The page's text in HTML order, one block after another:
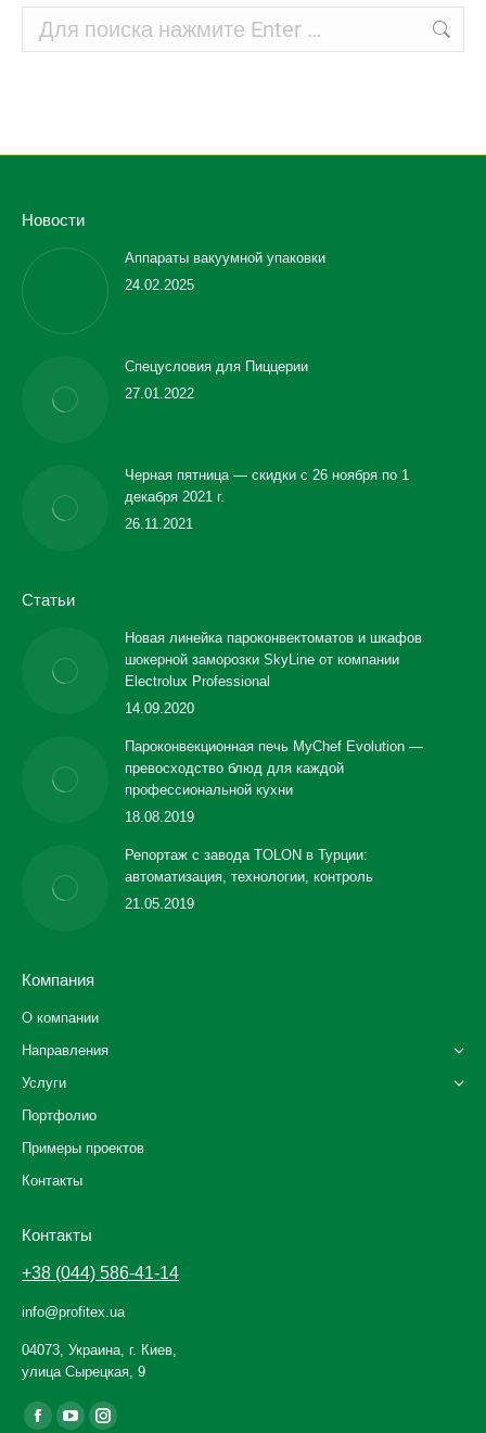
Новости
Аппараты вакуумной упаковки
24.02.2025
Спецусловия для Пиццерии
27.01.2022
Черная пятница — скидки с 26 ноября по 1
декабря 2021 г.
26.11.2021
Статьи
Новая линейка пароконвектоматов и шкафов
шокерной заморозки SkyLine от компании
Electrolux Professional
14.09.2020
Пароконвекционная печь MyChef Evolution —
превосходство блюд для каждой
профессиональной кухни
18.08.2019
Репортаж с завода TOLON в Турции:
автоматизация, технологии, контроль
21.05.2019
Компания
О компании
Направления
Услуги
Портфолио
Примеры проектов
Контакты
Контакты
+38 (044) 586-41-14
info@profitex.ua
04073, Украина, г. Киев,
улица Сырецкая, 9
Ищите нас:
Facebook
YouTubeInstagram